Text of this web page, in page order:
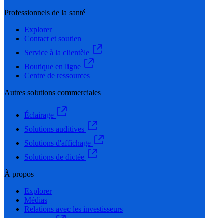
Professionnels de la santé
Explorer
Contact et soutien
Service à la clientèle
Boutique en ligne
Centre de ressources
Autres solutions commerciales
Éclairage
Solutions auditives
Solutions d'affichage
Solutions de dictée
À propos
Explorer
Médias
Relations avec les investisseurs